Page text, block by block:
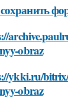
obraz
ykki.ru/
obraz